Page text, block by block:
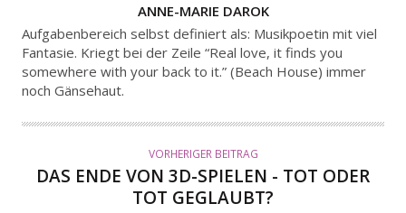
U
T
O
R
ANNE-MARIE DAROK
Aufgabenbereich selbst definiert als: Musikpoetin mit viel
Fantasie. Kriegt bei der Zeile “Real love, it finds you
somewhere with your back to it.” (Beach House) immer
noch Gänsehaut.
VORHERIGER BEITRAG
DAS ENDE VON 3D-SPIELEN - TOT ODER
TOT GEGLAUBT?